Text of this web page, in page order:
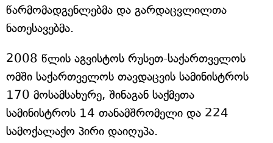
წარმომადგენლებმა და გარდაცვლილთა
ნათესავებმა.
2008 წლის აგვისტოს რუსეთ-საქართველოს
ომში საქართველოს თავდაცვის სამინისტროს
170 მოსამსახურე, შინაგან საქმეთა
სამინისტროს 14 თანამშრომელი და 224
სამოქალაქო პირი დაიღუპა.